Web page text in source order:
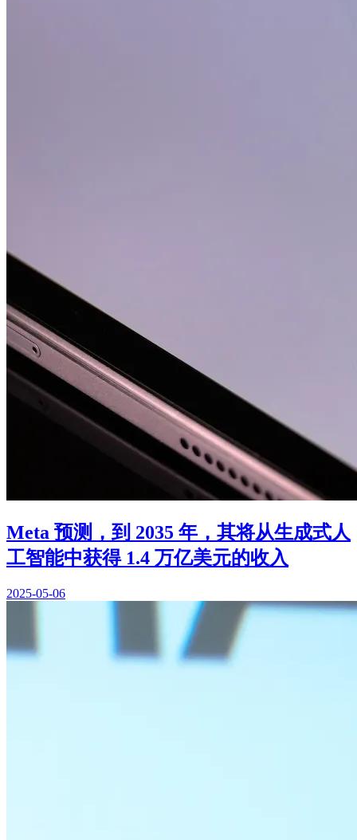
Meta 预测，到 2035 年，其将从生成式人
工智能中获得 1.4 万亿美元的收入
2025-05-06